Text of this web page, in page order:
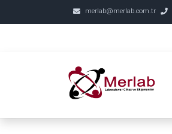
merlab@merlab.com.tr